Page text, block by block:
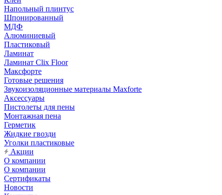
Напольный плинтус
Шпонированный
МДФ
Алюминиевый
Пластиковый
Ламинат
Ламинат Clix Floor
Максфорте
Готовые решения
Звукоизоляционные материалы Maxforte
Аксессуары
Пистолеты для пены
Монтажная пена
Герметик
Жидкие гвозди
Уголки пластиковые
Акции
О компании
О компании
Сертификаты
Новости